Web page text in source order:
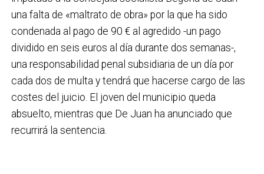
una falta de «maltrato de obra» por la que ha sido
condenada al pago de 90 € al agredido -un pago
dividido en seis euros al día durante dos semanas-,
una responsabilidad penal subsidiaria de un día por
cada dos de multa y tendrá que hacerse cargo de las
costes del juicio. El joven del municipio queda
absuelto, mientras que De Juan ha anunciado que
recurrirá la sentencia.